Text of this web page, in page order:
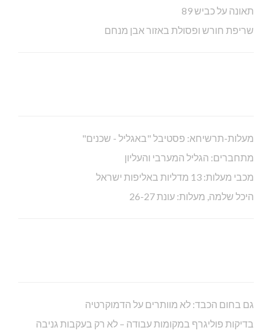
תאונה על כביש 89
שריפת חורש ופסולת באזור אבן מנחם
מעלות-תרשיחא: פסטיבל "באגליל - שכנים"
מתחברים: הגליל המערבי והעליון
מכבי מעלות: 13 מדליות באליפות ישראל
היכל שלמה, מעלות: עונת 26-27
גם בחום הכבד: לא מוותרים על הדמוקרטיה
בדיקות פוליגרף במקומות עבודה – לא רק בעקבות גניבה